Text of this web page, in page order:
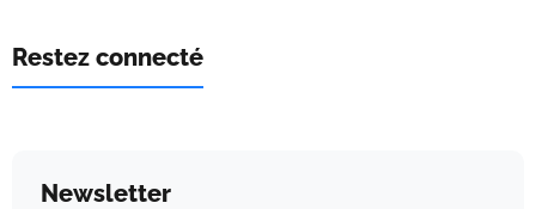
Restez connecté
Newsletter